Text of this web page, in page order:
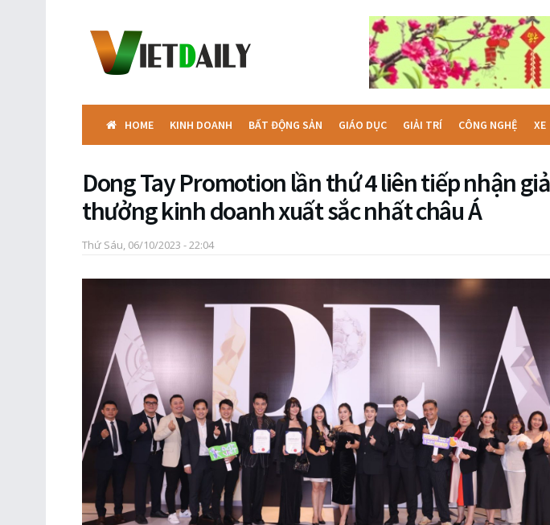
HOME KINH DOANH BẤT ĐỘNG SẢN GIÁO DỤC GIẢI TRÍ CÔNG NGHỆ XE
Dong Tay Promotion lần thứ 4 liên tiếp nhận
thưởng kinh doanh xuất sắc nhất châu Á
Thứ Sáu, 06/10/2023 - 22:04